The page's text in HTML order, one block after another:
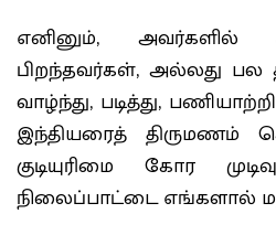
எனினும், அவர்களில்
பிறந்தவர்கள், அல்லது
வாழ்ந்து, படித்து,
இந்தியரைத் திருமணம்
குடியுரிமை கோர
நிலைப்பாட்டை எங்களால்